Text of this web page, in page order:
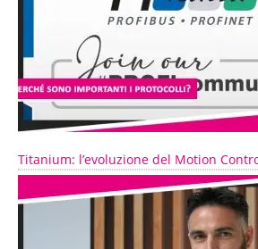
Titanium: l’evoluzione del Motion